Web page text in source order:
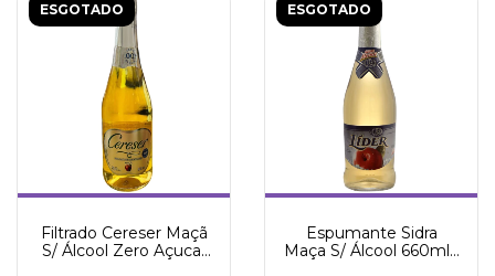
ESGOTADO
Filtrado Cereser Maçã
S/ Álcool Zero Açucar
ESGOTADO
Espumante Sidra
Maça S/ Álcool 660ml -